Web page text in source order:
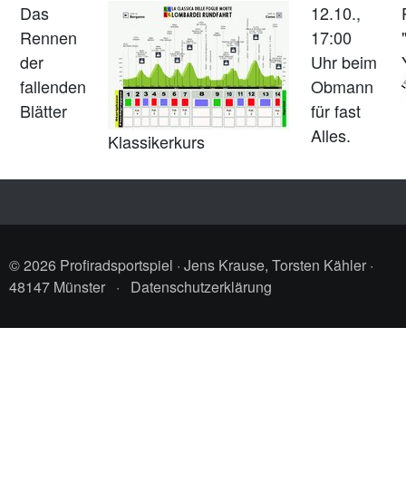
Das
Rennen
der
fallenden
Blätter
Klassikerkurs
12.10.,
17:00
Uhr beim
Obmann
für fast
Alles.
© 2026 Profiradsportspiel · Jens Krause, Torsten Kähler ·
48147 Münster · Datenschutzerklärung